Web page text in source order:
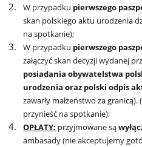
W przypadku pierwszego
skan polskiego aktu urodzenia
na spotkanie);
W przypadku pierwszego
załączyć skan decyzji wydanej
posiadania obywatelstwa
urodzenia oraz polski odpis
zawarły małżeństwo za
przynieść na spotkanie);
OPŁATY: przyjmowane są
ambasady (nie akceptujemy